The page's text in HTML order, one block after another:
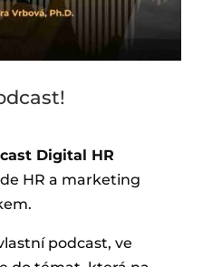
Digital HR
HR a marketing
podcast, ve